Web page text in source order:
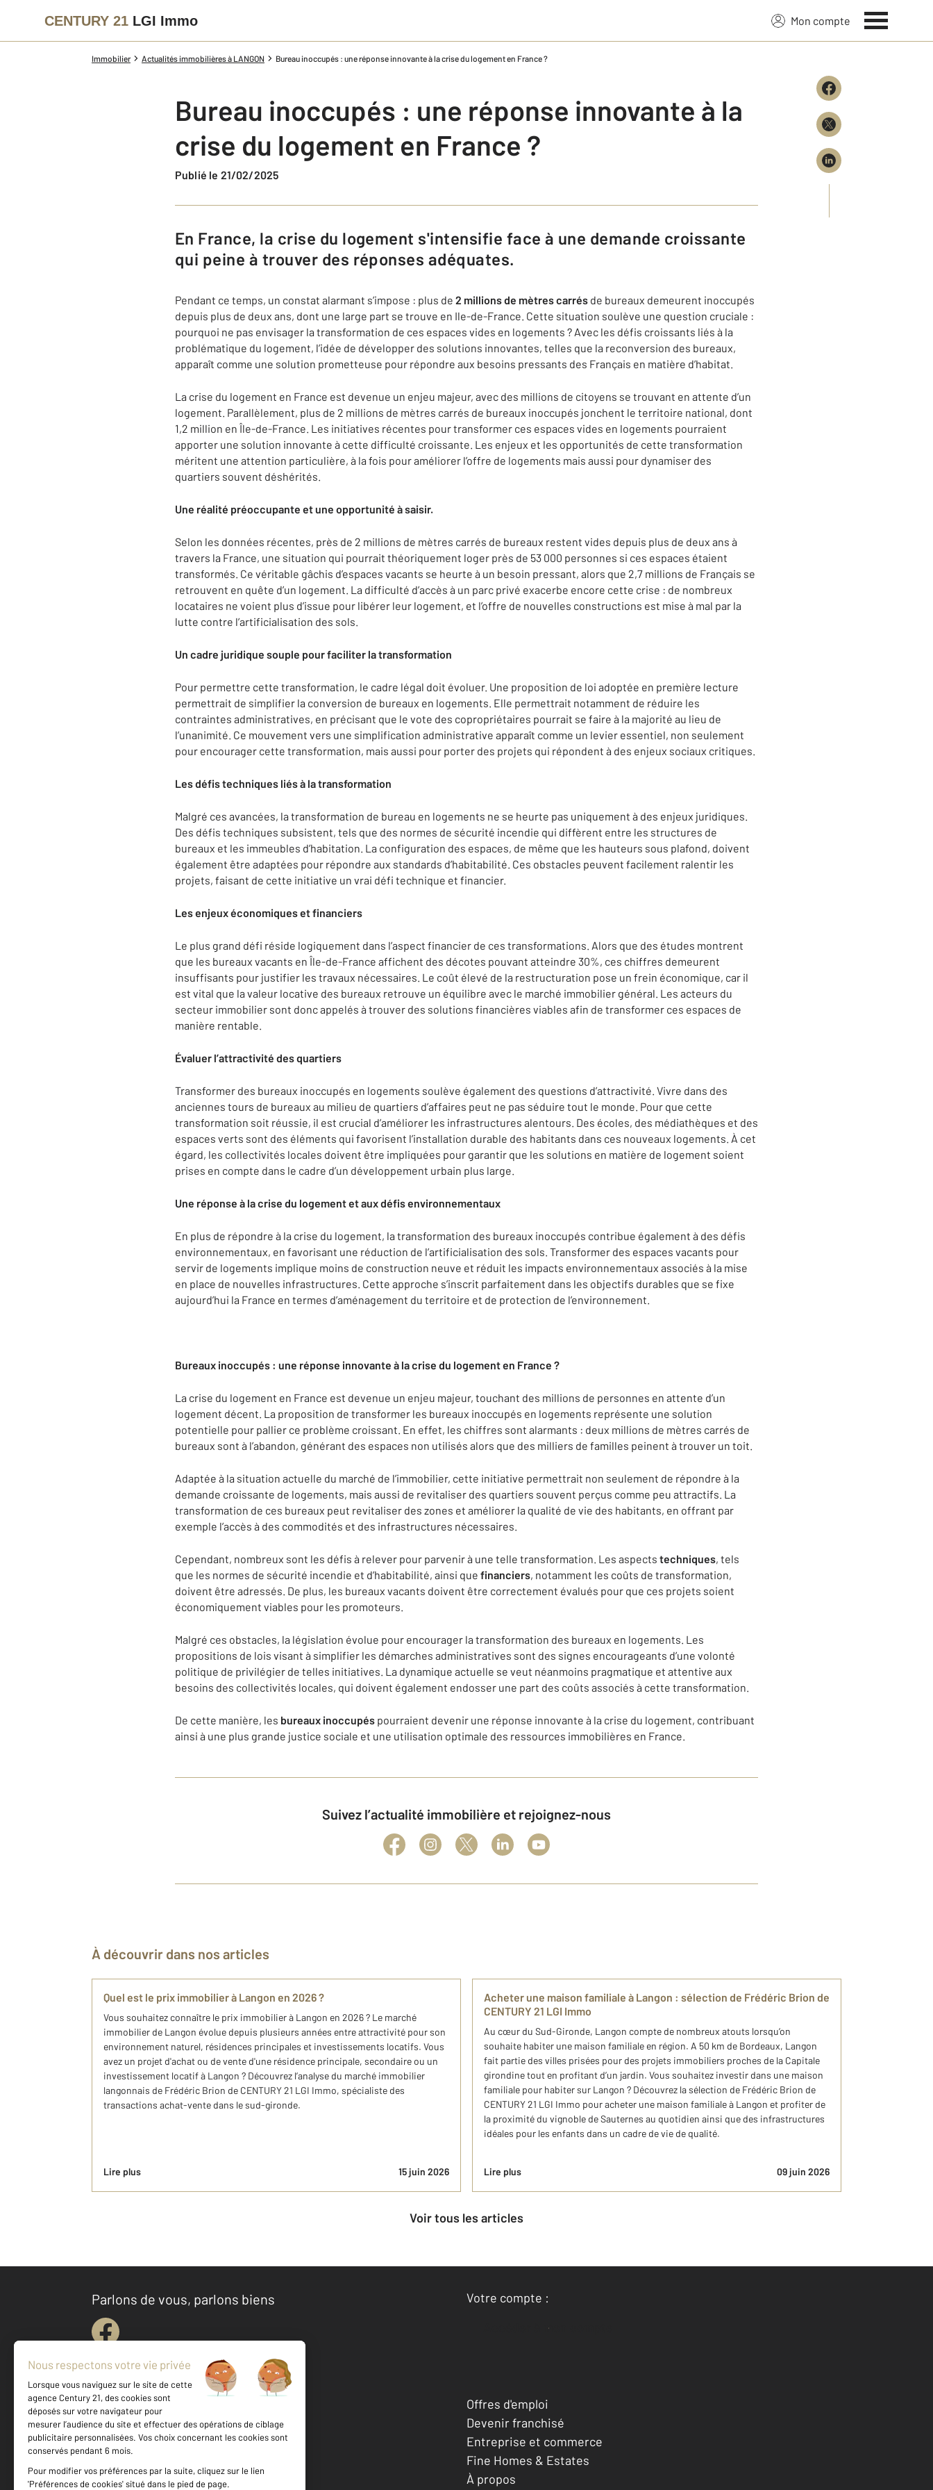
CENTURY 21 LGI Immo Mon compte
Immobilier Actualités immobilières à LANGON Bureau inoccupés : une réponse innovante à la crise du logement en France ?
Bureau inoccupés : une réponse innovante à la
crise du logement en France ?
Publié le 21/02/2025
En France, la crise du logement s'intensifie face à une demande croissante
qui peine à trouver des réponses adéquates.
Pendant ce temps, un constat alarmant s’impose : plus de 2 millions de mètres carrés de bureaux demeurent inoccupés
depuis plus de deux ans, dont une large part se trouve en Ile-de-France. Cette situation soulève une question cruciale :
pourquoi ne pas envisager la transformation de ces espaces vides en logements ? Avec les défis croissants liés à la
problématique du logement, l’idée de développer des solutions innovantes, telles que la reconversion des bureaux,
apparaît comme une solution prometteuse pour répondre aux besoins pressants des Français en matière d’habitat.
La crise du logement en France est devenue un enjeu majeur, avec des millions de citoyens se trouvant en attente d’un
logement. Parallèlement, plus de 2 millions de mètres carrés de bureaux inoccupés jonchent le territoire national, dont
1,2 million en Île-de-France. Les initiatives récentes pour transformer ces espaces vides en logements pourraient
apporter une solution innovante à cette difficulté croissante. Les enjeux et les opportunités de cette transformation
méritent une attention particulière, à la fois pour améliorer l’offre de logements mais aussi pour dynamiser des
quartiers souvent déshérités.
Une réalité préoccupante et une opportunité à saisir.
Selon les données récentes, près de 2 millions de mètres carrés de bureaux restent vides depuis plus de deux ans à
travers la France, une situation qui pourrait théoriquement loger près de 53 000 personnes si ces espaces étaient
transformés. Ce véritable gâchis d’espaces vacants se heurte à un besoin pressant, alors que 2,7 millions de Français se
retrouvent en quête d’un logement. La difficulté d’accès à un parc privé exacerbe encore cette crise : de nombreux
locataires ne voient plus d’issue pour libérer leur logement, et l’offre de nouvelles constructions est mise à mal par la
lutte contre l’artificialisation des sols.
Un cadre juridique souple pour faciliter la transformation
Pour permettre cette transformation, le cadre légal doit évoluer. Une proposition de loi adoptée en première lecture
permettrait de simplifier la conversion de bureaux en logements. Elle permettrait notamment de réduire les
contraintes administratives, en précisant que le vote des copropriétaires pourrait se faire à la majorité au lieu de
l’unanimité. Ce mouvement vers une simplification administrative apparaît comme un levier essentiel, non seulement
pour encourager cette transformation, mais aussi pour porter des projets qui répondent à des enjeux sociaux critiques.
Les défis techniques liés à la transformation
Malgré ces avancées, la transformation de bureau en logements ne se heurte pas uniquement à des enjeux juridiques.
Des défis techniques subsistent, tels que des normes de sécurité incendie qui diffèrent entre les structures de
bureaux et les immeubles d’habitation. La configuration des espaces, de même que les hauteurs sous plafond, doivent
également être adaptées pour répondre aux standards d’habitabilité. Ces obstacles peuvent facilement ralentir les
projets, faisant de cette initiative un vrai défi technique et financier.
Les enjeux économiques et financiers
Le plus grand défi réside logiquement dans l’aspect financier de ces transformations. Alors que des études montrent
que les bureaux vacants en Île-de-France affichent des décotes pouvant atteindre 30%, ces chiffres demeurent
insuffisants pour justifier les travaux nécessaires. Le coût élevé de la restructuration pose un frein économique, car il
est vital que la valeur locative des bureaux retrouve un équilibre avec le marché immobilier général. Les acteurs du
secteur immobilier sont donc appelés à trouver des solutions financières viables afin de transformer ces espaces de
manière rentable.
Évaluer l’attractivité des quartiers
Transformer des bureaux inoccupés en logements soulève également des questions d’attractivité. Vivre dans des
anciennes tours de bureaux au milieu de quartiers d’affaires peut ne pas séduire tout le monde. Pour que cette
transformation soit réussie, il est crucial d’améliorer les infrastructures alentours. Des écoles, des médiathèques et des
espaces verts sont des éléments qui favorisent l’installation durable des habitants dans ces nouveaux logements. À cet
égard, les collectivités locales doivent être impliquées pour garantir que les solutions en matière de logement soient
prises en compte dans le cadre d’un développement urbain plus large.
Une réponse à la crise du logement et aux défis environnementaux
En plus de répondre à la crise du logement, la transformation des bureaux inoccupés contribue également à des défis
environnementaux, en favorisant une réduction de l’artificialisation des sols. Transformer des espaces vacants pour
servir de logements implique moins de construction neuve et réduit les impacts environnementaux associés à la mise
en place de nouvelles infrastructures. Cette approche s’inscrit parfaitement dans les objectifs durables que se fixe
aujourd’hui la France en termes d’aménagement du territoire et de protection de l’environnement.
Bureaux inoccupés : une réponse innovante à la crise du logement en France ?
La crise du logement en France est devenue un enjeu majeur, touchant des millions de personnes en attente d’un
logement décent. La proposition de transformer les bureaux inoccupés en logements représente une solution
potentielle pour pallier ce problème croissant. En effet, les chiffres sont alarmants : deux millions de mètres carrés de
bureaux sont à l’abandon, générant des espaces non utilisés alors que des milliers de familles peinent à trouver un toit.
Adaptée à la situation actuelle du marché de l’immobilier, cette initiative permettrait non seulement de répondre à la
demande croissante de logements, mais aussi de revitaliser des quartiers souvent perçus comme peu attractifs. La
transformation de ces bureaux peut revitaliser des zones et améliorer la qualité de vie des habitants, en offrant par
exemple l’accès à des commodités et des infrastructures nécessaires.
Cependant, nombreux sont les défis à relever pour parvenir à une telle transformation. Les aspects techniques, tels
que les normes de sécurité incendie et d’habitabilité, ainsi que financiers, notamment les coûts de transformation,
doivent être adressés. De plus, les bureaux vacants doivent être correctement évalués pour que ces projets soient
économiquement viables pour les promoteurs.
Malgré ces obstacles, la législation évolue pour encourager la transformation des bureaux en logements. Les
propositions de lois visant à simplifier les démarches administratives sont des signes encourageants d’une volonté
politique de privilégier de telles initiatives. La dynamique actuelle se veut néanmoins pragmatique et attentive aux
besoins des collectivités locales, qui doivent également endosser une part des coûts associés à cette transformation.
De cette manière, les bureaux inoccupés pourraient devenir une réponse innovante à la crise du logement, contribuant
ainsi à une plus grande justice sociale et une utilisation optimale des ressources immobilières en France.
Suivez l’actualité immobilière et rejoignez-nous
À découvrir dans nos articles
Quel est le prix immobilier à Langon en 2026 ?
Vous souhaitez connaître le prix immobilier à Langon en 2026 ? Le marché
immobilier de Langon évolue depuis plusieurs années entre attractivité pour son
environnement naturel, résidences principales et investissements locatifs. Vous
avez un projet d'achat ou de vente d'une résidence principale, secondaire ou un
investissement locatif à​ Langon ? Découvrez l’analyse du marché ​immobilier
langonnais de Frédéric Brion de CENTURY 21 LGI Immo, spécialiste des
transactions achat-vente dans le sud-gironde.
Lire plus 15 juin 2026
Acheter une maison familiale à Langon : sélection de Frédéric Brion de
CENTURY 21 LGI Immo
Au cœur du Sud-Gironde, Langon compte de nombreux atouts lorsqu’on
souhaite habiter une maison familiale en région. A 50 km de Bordeaux, Langon
fait partie des villes prisées pour des projets immobiliers proches de la Capitale
girondine tout en profitant d’un jardin. Vous souhaitez investir dans une maison
familiale pour habiter sur Langon ? Découvrez la sélection de Frédéric Brion de
CENTURY 21 LGI Immo pour acheter une maison familiale à Langon et profiter de
la proximité du vignoble de Sauternes au quotidien ainsi que des infrastructures
idéales pour les enfants dans un cadre de vie de qualité.
Lire plus 09 juin 2026
Voir tous les articles
Parlons de vous, parlons biens
Votre compte :
Accéder à mon compte
Votre agence est notée
Achat
Location
Offres d'emploi
Devenir franchisé
Entreprise et commerce
Fine Homes & Estates
À propos